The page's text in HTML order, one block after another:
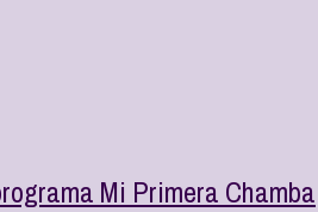
Mi Primera Chamba